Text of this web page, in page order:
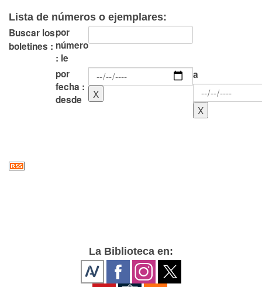
Lista de números o ejemplares:
Buscar los
boletines :
por
número
: le
por
fecha :
desde
a
La Biblioteca en: